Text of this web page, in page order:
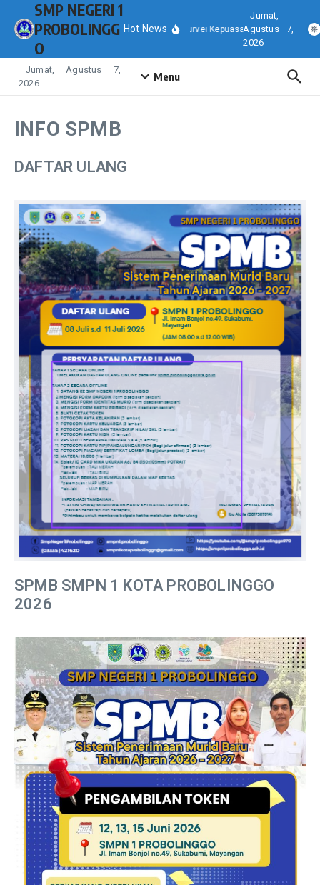
Lewati ke konten
SMP NEGERI 1
PROBOLINGG
O
Hot NewsHasil Survei Kepuasan Masyarakat
Jumat,
Agustus 7,
2026
Jumat, Agustus 7,
2026
Menu
INFO SPMB
DAFTAR ULANG
SPMB SMPN 1 KOTA PROBOLINGGO
2026